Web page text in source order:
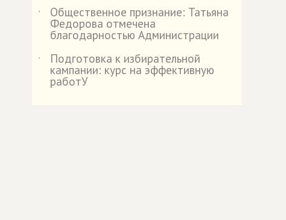
˙
Общественное признание: Татьяна
Федорова отмечена
благодарностью Администрации
˙
Подготовка к избирательной
кампании: курс на эффективную
работУ